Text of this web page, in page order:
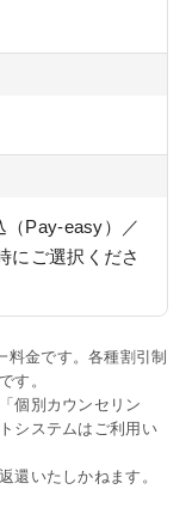
（Pay-easy）／
ご選択くださ
金です。各種割引制
す。
個別カウンセリン
システムはご利用い
還いたしかねます。